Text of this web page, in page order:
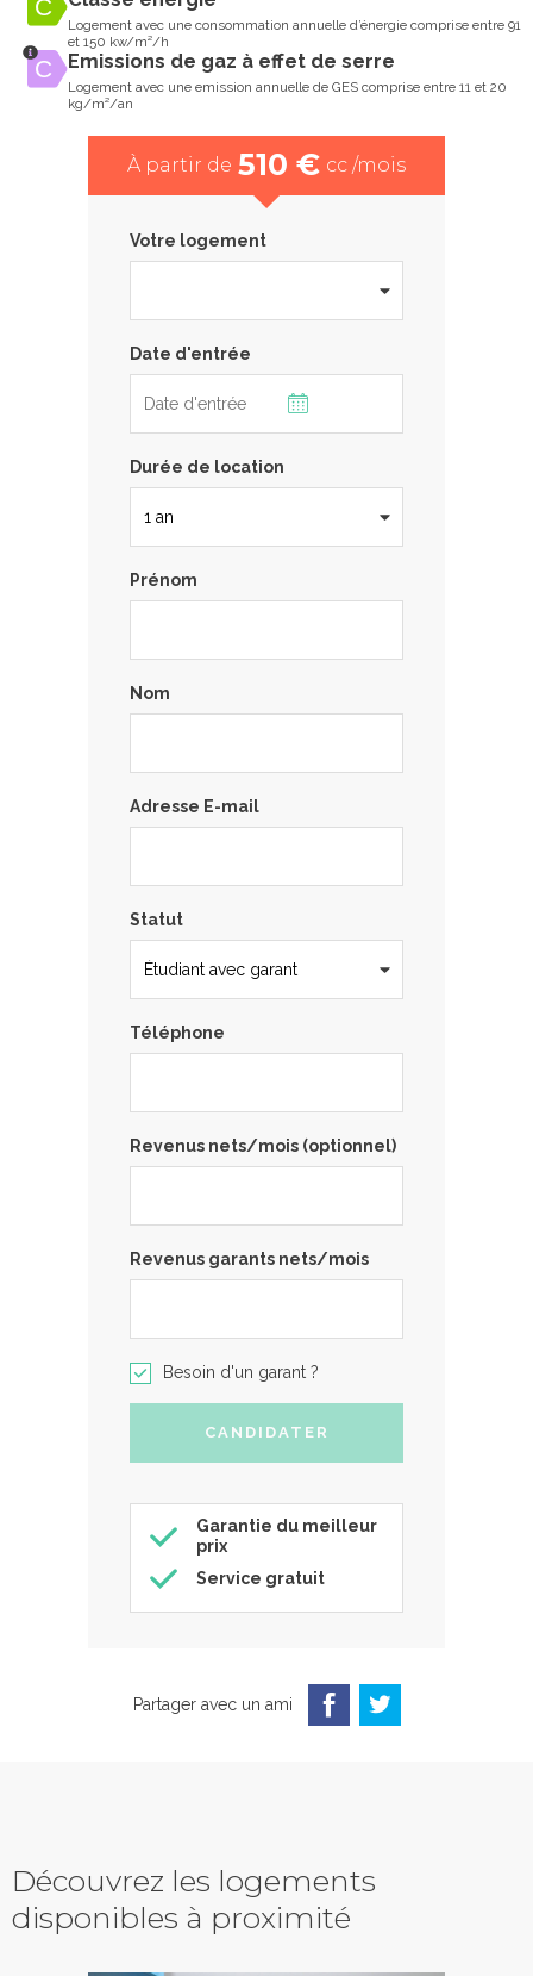
Logement avec une consommation annuelle d’énergie comprise entre 91
et 150 kw/m²/h
Emissions de gaz à effet de serre
Logement avec une emission annuelle de GES comprise entre 11 et 20
kg/m²/an
À partir de 510 € cc /mois
Votre logement
Date d'entrée
Durée de location
Prénom
Nom
Adresse E-mail
Statut
Téléphone
Revenus nets/mois (optionnel)
Revenus garants nets/mois
Besoin d'un garant ?
Garantie du meilleur
prix
Service gratuit
Partager avec un ami
Découvrez les logements
disponibles à proximité